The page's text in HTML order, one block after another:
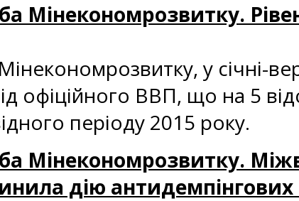
Мінекономрозвитку.
у cічні-
офіційного ВВП, що на 5
періоду 2015 року.
Мінекономрозвитку.
дію антидемпінгових